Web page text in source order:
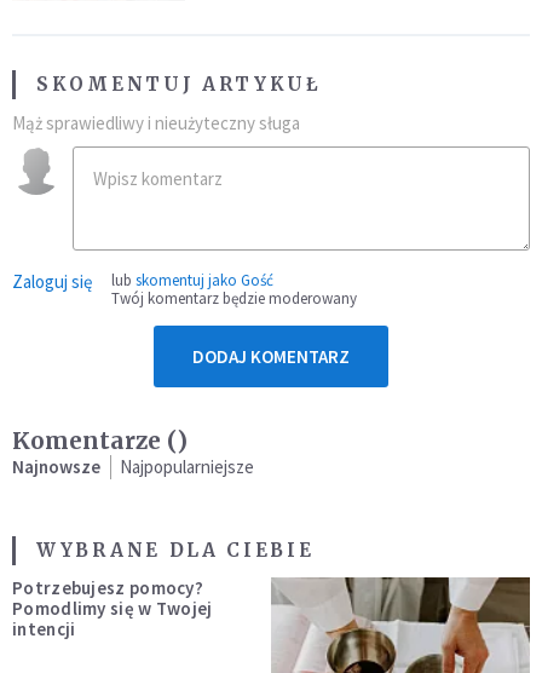
SKOMENTUJ ARTYKUŁ
Mąż sprawiedliwy i nieużyteczny sługa
Zaloguj się lub skomentuj jako Gość
Twój komentarz będzie moderowany
DODAJ KOMENTARZ
Komentarze ()
Najnowsze Najpopularniejsze
WYBRANE DLA CIEBIE
Potrzebujesz pomocy?
Pomodlimy się w Twojej
intencji